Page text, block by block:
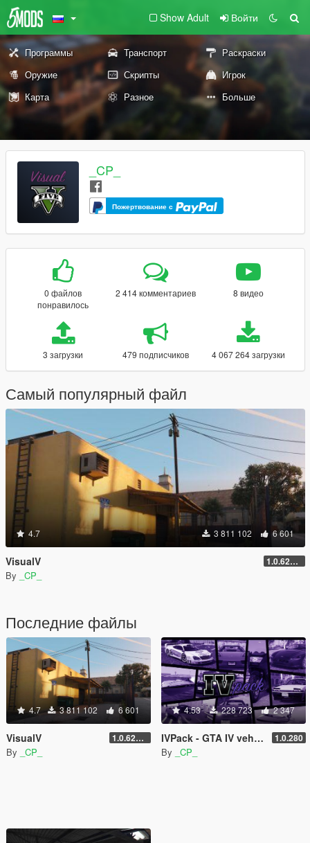
Show Adult Войти
Программы Транспорт
Раскраски
Оружие
Скрипты
Игрок
Карта
Разное Больше
_CP_
Пожертвование с
0 файлов
понравилось
2 414 комментариев 8 видео
3 загрузки 479 подписчиков 4 067 264 загрузки
Самый популярный файл
4.7 3 811 102 6 601
VisualV 1.0.620 (Legacy)
By _CP_
Последние файлы
4.7 3 811 102 6 601
VisualV 1.0.620 (Legacy)
By _CP_
4.53 228 723 2 347
IVPack - GTA IV vehicles in GTA V 1.0.280
By _CP_